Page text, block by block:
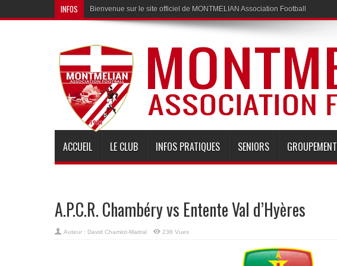
INFOS Bienvenue sur le site officiel de MONTMELIAN Association Football
ACCUEIL LE CLUB INFOS PRATIQUES SENIORS GROUPEMENT
A.P.C.R. Chambéry vs Entente Val d’Hyères
Auteur : David Chamiot-Maitral 236 Vues